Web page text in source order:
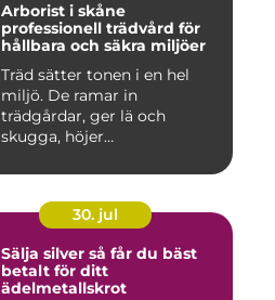
Arborist i skåne
professionell trädvård för
hållbara och säkra miljöer
Träd sätter tonen i en hel
miljö. De ramar in
trädgårdar, ger lä och
skugga, höjer
30. jul
Sälja silver så får du bäst
betalt för ditt
ädelmetallskrot